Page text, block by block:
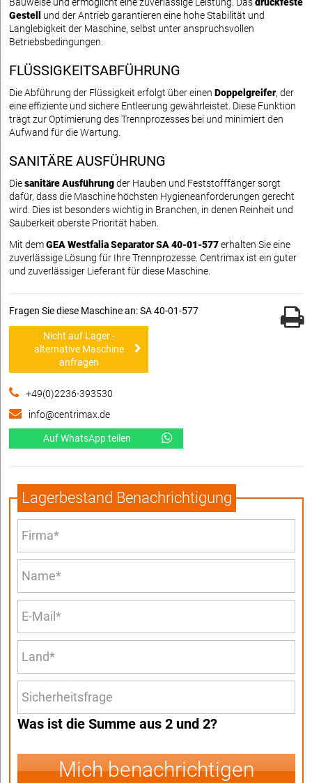
Bauweise und ermöglicht eine zuverlässige Leistung. Dasdruckfeste
Gestell
und der Antrieb garantieren eine hohe Stabilität und
Langlebigkeit der Maschine, selbst unter anspruchsvollen
Betriebsbedingungen.
FLÜSSIGKEITSABFÜHRUNG
Die Abführung der Flüssigkeit erfolgt über einen Doppelgreifer, der
eine effiziente und sichere Entleerung gewährleistet. Diese Funktion
trägt zur Optimierung des Trennprozesses bei und minimiert den
Aufwand für die Wartung.
SANITÄRE AUSFÜHRUNG
Diesanitäre Ausführungder Hauben und Feststofffänger sorgt
dafür, dass die Maschine höchsten Hygieneanforderungen gerecht
wird. Dies ist besonders wichtig in Branchen, in denen Reinheit und
Sauberkeit oberste Priorität haben.
Mit demGEA Westfalia Separator SA 40-01-577erhalten Sie eine
zuverlässige Lösung für Ihre Trennprozesse. Centrimax ist ein guter
und zuverlässiger Lieferant für diese Maschine.
Fragen Sie diese Maschine an: SA 40-01-577
Nicht auf Lager -
alternative Maschine
anfragen
+49(0)2236-393530
info@centrimax.de
Auf WhatsApp teilen
Lagerbestand Benachrichtigung
Was ist die Summe aus 2 und 2?
Mich benachrichtigen